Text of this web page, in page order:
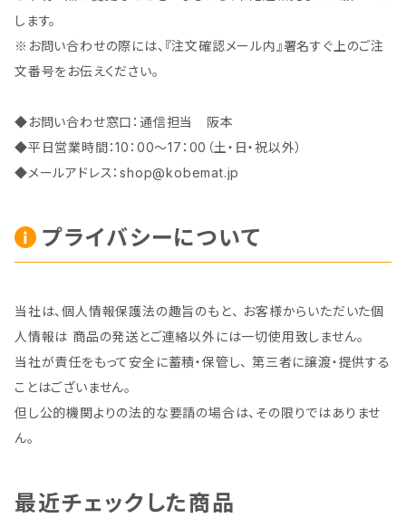
します。
※お問い合わせの際には、『注文確認メール内』署名すぐ上のご注
文番号をお伝えください。
◆お問い合わせ窓口：通信担当 阪本
◆平日営業時間：10：00～17：00（土・日・祝以外）
◆メールアドレス：shop@kobemat.jp
プライバシーについて
当社は、個人情報保護法の趣旨のもと、 お客様からいただいた個
人情報は 商品の発送とご連絡以外には一切使用致しません。
当社が責任をもって安全に蓄積・保管し、 第三者に譲渡・提供する
ことはございません。
但し公的機関よりの法的な要請の場合は、その限りではありませ
ん。
最近チェックした商品